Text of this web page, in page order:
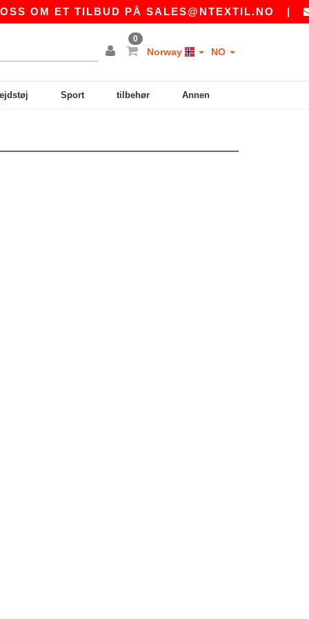
OM ET TILBUD PÅSALES@NTEXTIL.NO|
0
Norway NO
Sport tilbehør Annen